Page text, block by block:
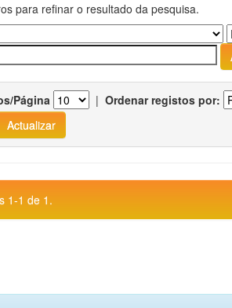
para refinar o resultado da pesquisa.
Página | Ordenar registos por:
1-1 de 1.